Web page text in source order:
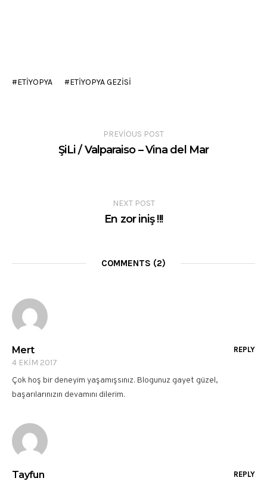
ETIYOPYA ETIYOPYA GEZISI
PREVIOUS POST
ŞiLi / Valparaiso – Vina del Mar
NEXT POST
En zor iniş !!!
COMMENTS (2)
REPLY
Mert
4 EKIM 2017
Çok hoş bir deneyim yaşamışsınız. Blogunuz gayet güzel,
başarılarınızın devamını dilerim.
REPLY
Tayfun